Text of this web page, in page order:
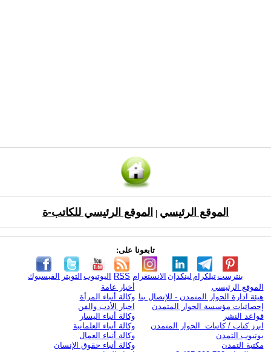
الموقع الرئيسي الموقع الرئيسي للكاتب-ة
تابعونا على:
الفيسبوك التويتر اليوتيوب RSS الانستغرام لينكدإن تيلكرامبنترست
الموقع الرئيسي
هيئة ادارة الحوار المتمدن - للإتصال بنا
إحصائيات مؤسسة الحوار المتمدن
قواعد النشر
ابرز كتاب / كاتبات الحوار المتمدن
يوتيوب التمدن
مكتبة التمدن
أخبار عامة
وكالة أنباء المرأة
اخبار الأدب والفن
وكالة أنباء اليسار
وكالة أنباء العلمانية
وكالة أنباء العمال
وكالة أنباء حقوق الإنسان